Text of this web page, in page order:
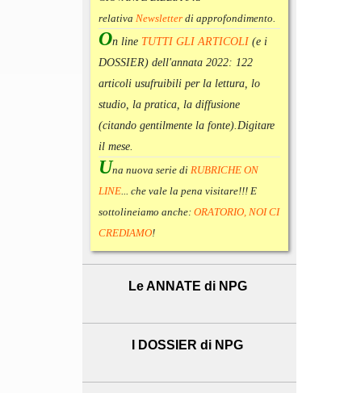
relativa Newsletter di approfondimento.
On line TUTTI GLI ARTICOLI (e i
DOSSIER) dell'annata 2022: 122
articoli usufruibili per la lettura, lo
studio, la pratica, la diffusione
(citando gentilmente la fonte).Digitare
il mese.
Una nuova serie di RUBRICHE ON
LINE... che vale la pena visitare!!! E
sottolineiamo anche: ORATORIO, NOI CI
CREDIAMO!
Le ANNATE di NPG
I DOSSIER di NPG